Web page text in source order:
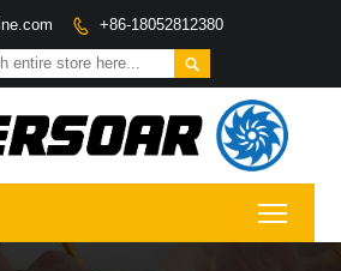
 +86-18052812380
